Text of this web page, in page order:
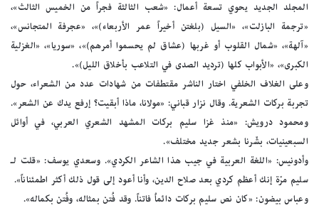
المجلد الجديد يحوي تسعة أعمال: «شعب الثالثة فجراً من الخميس الثالث»،
«ترجمة البازلت»، «السيل (بلغتن أخيراً عمر الأربعاء)»، «عجرفة المتجانس»،
«آلهة»، «شمال القلوب أو غربها (عشاق لم يحسموا أمرهم)»، «سوريا»، «الغزلية
الكبرى»، «الأبواب كلها (ترديد الصدى في التلاعب بأخلاق الليل)».
وعلى الغلاف الخلفي اختار الناشر مقتطفات من شهادات عدد من الشعراء، حول
تجربة بركات الشعرية. وقال نزار قباني: «مولانا، ماذا أبقيت؟ إرفع يدك عن الشعر».
ومحمود درويش: «منذ غزا سليم بركات المشهد الشعري العربي، في أوائل
السبعينيات، بشّرنا بشعر جديد مختلف».
وأدونيس: «اللغة العربية في جيب هذا الشاعر الكردي». وسعدي يوسف: «قلت لـ
سليم مرّة إنك أعظم كردي بعد صلاح الدين، وأنا أعود إلى قول ذلك أكثر اطمئناناً».
وعباس بيضون: «كان نص سليم بركات دائماُ فاتناً. وقد فُتن بمثاله، وفُتن بكماله».